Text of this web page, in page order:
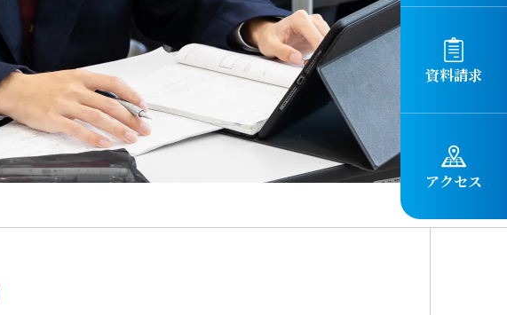
資料請求
アクセス